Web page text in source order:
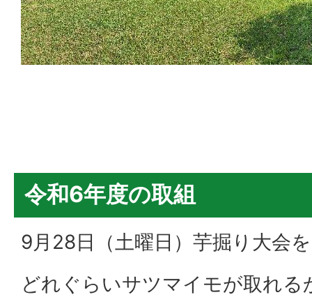
令和6年度の取組
9月28日（土曜日）芋掘り大会
どれぐらいサツマイモが取れる